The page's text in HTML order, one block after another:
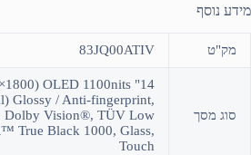
מידע נוסף
מק"ט 83JQ00ATIV
סוג מסך
OLED 1100nits
Glossy / Anti-fingerprint,
Dolby Vision®, TÜV Low
True Black 1000, Glass,
Touch